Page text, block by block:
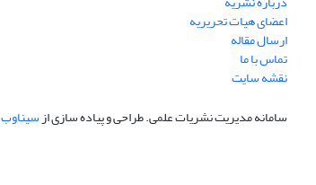
اعضای هیات تحریریه
ارسال مقاله
تماس با ما
نقشه سایت
سامانه مدیریت نشریات علمی.طراحی و پیاده سازی ازسیناوب